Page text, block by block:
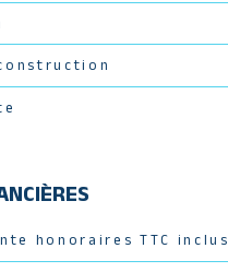
Valeurs
honoraires TTC inclus